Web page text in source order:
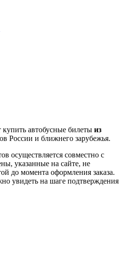
автобусные билеты из
России и ближнего зарубежья.
осуществляется совместно с
указанные на сайте, не
до момента оформления заказа.
увидеть на шаге подтверждения